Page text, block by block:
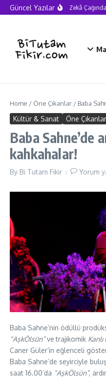
Skip to content
Güncel YazılarYapay Zekâ
Home / Öne Çıkanlar / Baba
Kültür & Sanat Öne Çıkanlar
Baba Sahne’de
kahkahalar!
By Bi Tutam Fikir Yorum
Baba Sahne’nin ödüllü
“AşkÖlsün”ve trajikomik Kanlı
Caner Güler’in eğlenceli
Baba Sahne’de seyirciyle
saat 16.00’da “AşkÖlsün”,